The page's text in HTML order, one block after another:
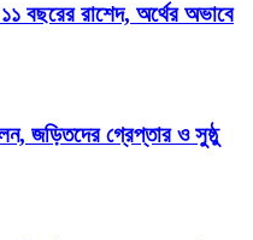
বছরের রাশেদ, অর্থের অভাবে
জড়িতদের গ্রেপ্তার ও সুষ্ঠু